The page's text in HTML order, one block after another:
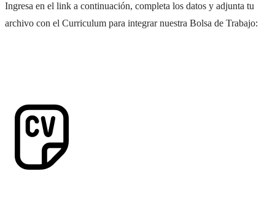
Ingresa en el link a continuación, completa los datos y adjunta tu
archivo con el Curriculum para integrar nuestra Bolsa de Trabajo: